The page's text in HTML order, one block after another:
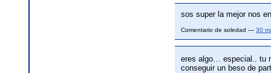
sos super la mejor nos
Comentario de soledad — 30
eres algo… especial.. tu
conseguir un beso de